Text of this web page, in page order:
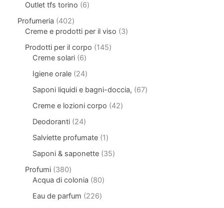
Outlet tfs torino
6
Profumeria
402
Creme e prodotti per il viso
3
Prodotti per il corpo
145
Creme solari 6
Igiene orale 24
Saponi liquidi e bagni-doccia,
67
Creme e lozioni corpo
42
Deodoranti 24
Salviette profumate 1
Saponi & saponette 35
Profumi 380
Acqua di colonia
80
Eau de parfum
226